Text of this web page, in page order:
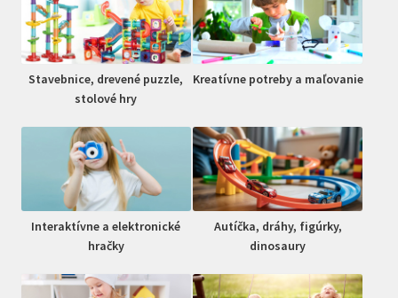
Stavebnice, drevené puzzle,
stolové hry
Kreatívne potreby a maľovanie
Interaktívne a elektronické
hračky
Autíčka, dráhy, figúrky,
dinosaury